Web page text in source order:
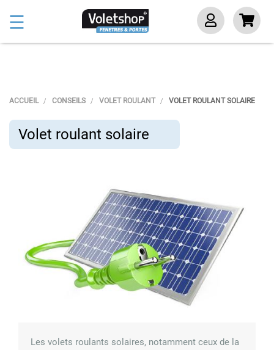
Basculer
la
☰
ACCUEIL CONSEILS VOLET ROULANT VOLET ROULANT SOLAIRE
Volet roulant solaire
Les volets roulants solaires, notamment ceux de la